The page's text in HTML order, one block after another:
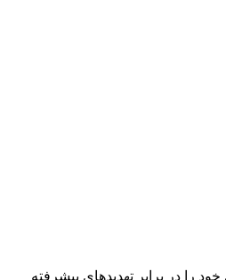
را در برابر تهدیدهای پیشرفته